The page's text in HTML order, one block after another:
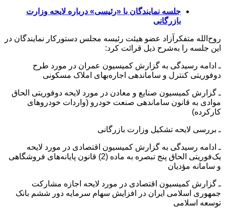
جلسه نمایندگان با «رئیسی» درباره لایحه وزارت
بازرگانی
روح‌الله متفکرآزاد عضو هیئت رئیسه مجلس دستورکار نمایندگان در
این جلسه را به‌شرح ذیل قرائت کرد:
ـ ادامه رسیدگی به گزارش کمیسیون عمران در مورد طرح
دوفوریتی کنترل و ساماندهی اجاره‌بهای املاک مسکونی
ـ گزارش کمیسیون صنایع و معادن در مورد لایحه دوفوریتی الحاق
موادی به قانون ساماندهی صنعت خودرو (واردات خودروهای
کارکرده)
ـ بررسی لایحه تشکیل وزارت بازرگانی
ـ ادامه رسیدگی به گزارش کمیسیون اقتصادی در مورد لایحه
یک‌فوریتی الحاق پنج تبصره به ماده (2) قانون پایانه‌های فروشگاهی
و سامانه مؤدیان
ـ گزارش کمیسیون اقتصادی در مورد لایحه اجازه مشارکت
جمهوری اسلامی ایران در افزایش سهام سرمایه دور ششم بانک
توسعه اسلامی